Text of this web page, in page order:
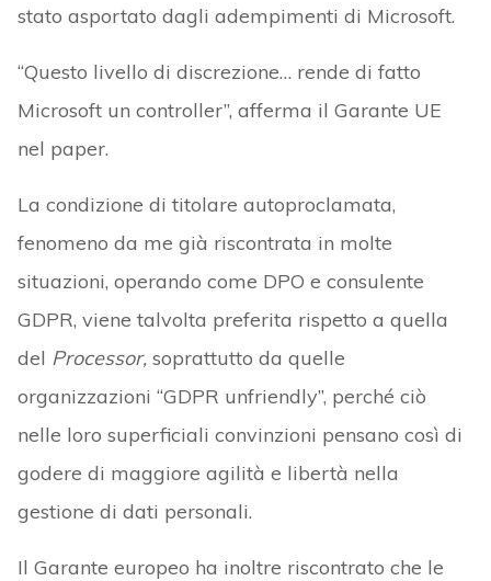
stato asportato dagli adempimenti di Microsoft.
“Questo livello di discrezione… rende di fatto
Microsoft un controller”, afferma il Garante UE
nel paper.
La condizione di titolare autoproclamata,
fenomeno da me già riscontrata in molte
situazioni, operando come DPO e consulente
GDPR, viene talvolta preferita rispetto a quella
del Processor, soprattutto da quelle
organizzazioni “GDPR unfriendly”, perché ciò
nelle loro superficiali convinzioni pensano così di
godere di maggiore agilità e libertà nella
gestione di dati personali.
Il Garante europeo ha inoltre riscontrato che le